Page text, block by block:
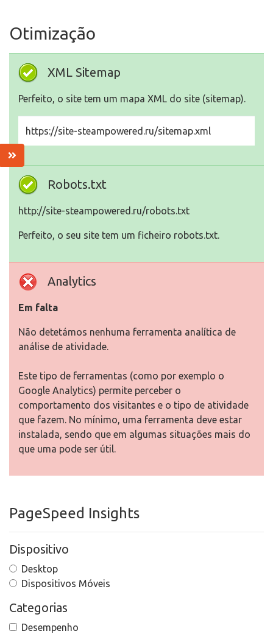
Otimização
XML Sitemap
Perfeito, o site tem um mapa XML do site (sitemap).
https://site-steampowered.ru/sitemap.xml
Robots.txt
http://site-steampowered.ru/robots.txt
Perfeito, o seu site tem um ficheiro robots.txt.
Analytics
Em falta
Não detetámos nenhuma ferramenta analítica de
análise de atividade.
Este tipo de ferramentas (como por exemplo o
Google Analytics) permite perceber o
comportamento dos visitantes e o tipo de atividade
que fazem. No mínimo, uma ferramenta deve estar
instalada, sendo que em algumas situações mais do
que uma pode ser útil.
PageSpeed Insights
Dispositivo
Desktop
Dispositivos Móveis
Categorias
Desempenho